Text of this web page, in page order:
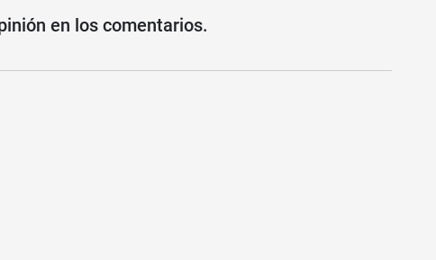
en los comentarios.